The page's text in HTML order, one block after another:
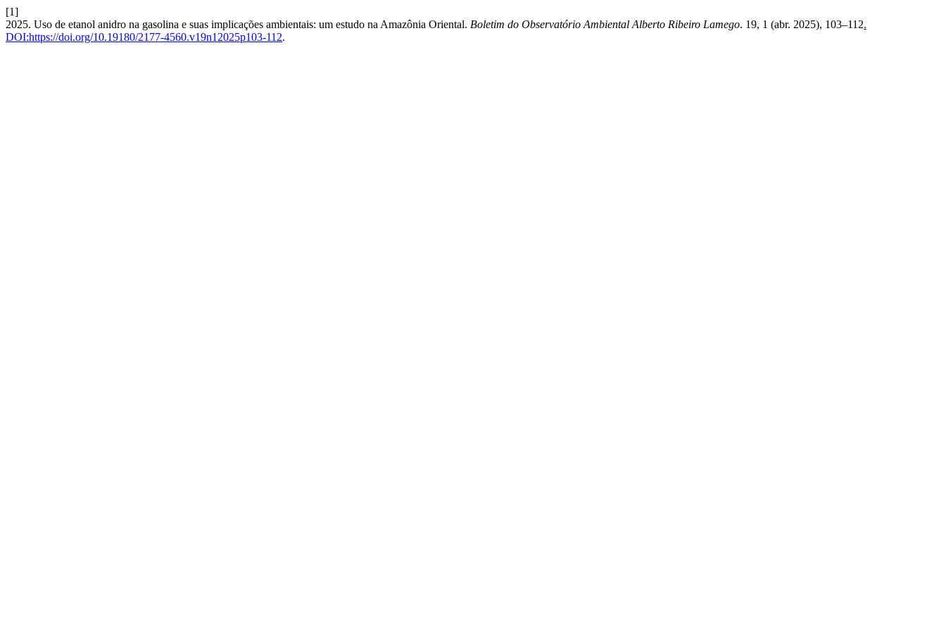
[1]
2025. Uso de etanol anidro na gasolina e suas implicações ambientais: um estudo na Amazônia Oriental. Boletim do Observatório Ambiental Alberto Ribeiro Lamego. 19, 1 (abr. 2025), 103–112.
DOI:https://doi.org/10.19180/2177-4560.v19n12025p103-112.